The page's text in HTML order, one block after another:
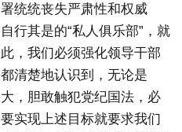
统统丧失严肃性和权威
行其是的“私人俱乐部”，就
，我们必须强化领导干部
清楚地认识到，无论是
，胆敢触犯党纪国法，必
实现上述目标就要求我们